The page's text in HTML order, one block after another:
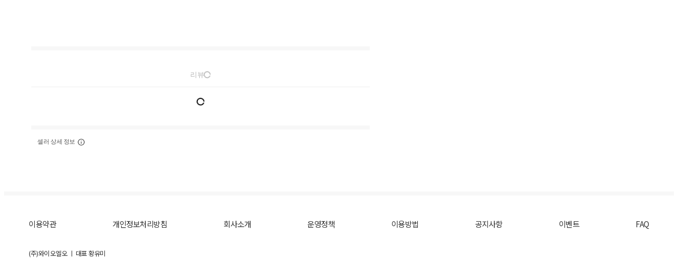
리뷰
셀러 상세 정보
이용약관 개인정보처리방침 회사소개 운영정책 이용방법 공지사항 이벤트 FAQ
(주)와이오엘오 ㅣ 대표 황유미